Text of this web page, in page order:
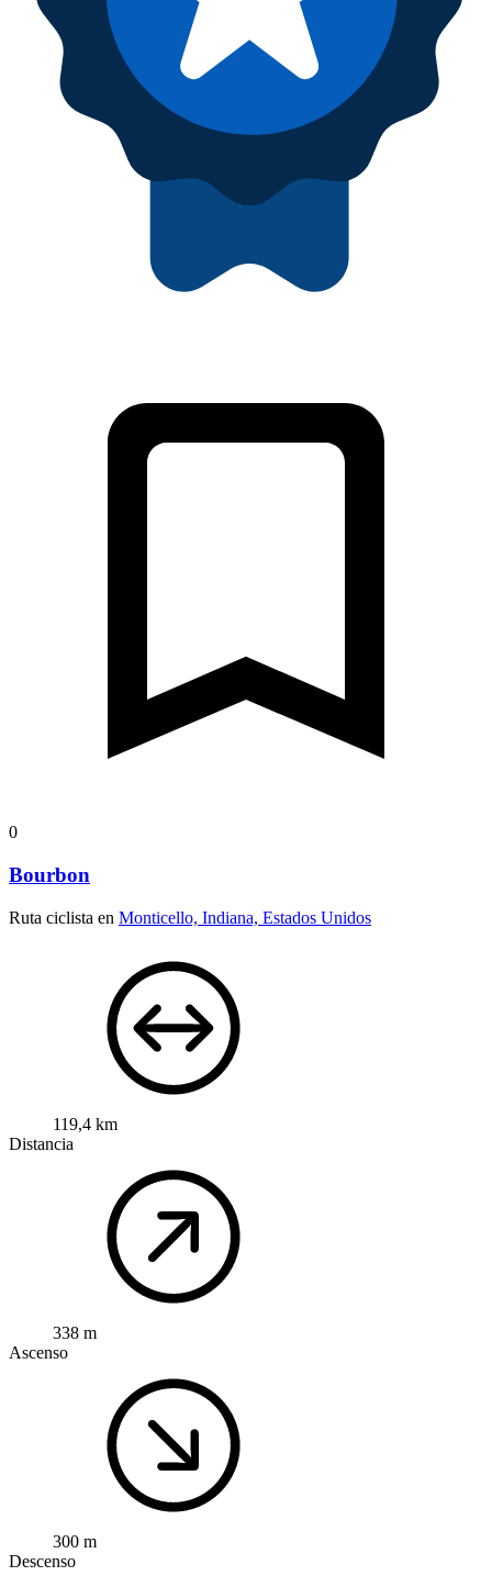
0
Bourbon
Ruta ciclista en Monticello, Indiana, Estados Unidos
119,4 km
Distancia
338 m
Ascenso
300 m
Descenso